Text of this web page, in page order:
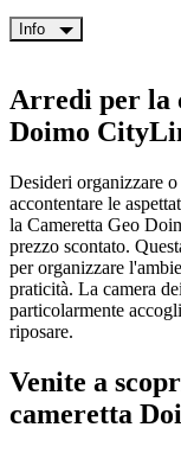
Info
Arredi per la
Doimo
Desideri organizzare
accontentare le
la Cameretta Geo
prezzo scontato.
per organizzare
praticità. La camera
particolarmente
riposare.
Venite a
cameretta